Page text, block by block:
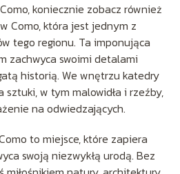
koniecznie zobacz również
Como, która jest jednym z
tego regionu. Ta imponująca
zachwyca swoimi detalami
historią. We wnętrzu katedry
sztuki, w tym malowidła i rzeźby,
na odwiedzających.
to miejsce, które zapiera
swoją niezwykłą urodą. Bez